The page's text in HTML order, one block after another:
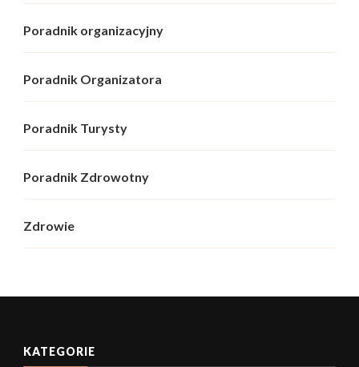
Poradnik organizacyjny
Poradnik Organizatora
Poradnik Turysty
Poradnik Zdrowotny
Zdrowie
KATEGORIE